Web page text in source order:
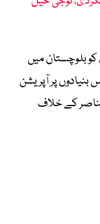
کے مطابق 25 اور 26 جون کو بلوچستان میں
پر آپریشن
کے خلاف